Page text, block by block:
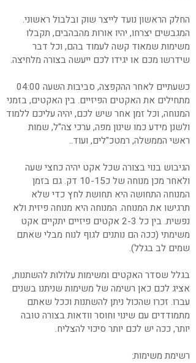
החלק הראשון נועד לייצר שוק ובלבול ראשוני.
המגבשים יצרחו, יהיו אורות מהבהבים, תקבלו
משימות שמאוד קשה לעמוד בהם, וכל דבר
שידרשו מכם או יגידו לכם ייעשה בצורה מלחיצה.
כשעתיים לאחר ההקפצה, סביבות השעה 04:00
מתחילים את האקטים הפיזיים. בין האקטים, בזמני
המנוחה, וכל זמן אחר שיש לכם, יהיה עליכם ללמוד
ולשנן מידע כמו שינון מפה, ערכי צה"ל, שמות
ראשי הממשלה, רמטכ"לים, ועוד..
הגיבוש בנוי בצורה שכל אקט יהיה כחצי שעה
ולאחר מכן מנוחה של כ10-15 דק. גם בזמן
המנוחה התחושה היא תחושת לחץ כדי שלא
תרגישו את המנוחה. המנוחה היא מנוחה פיזית ולא
נפשית. בין כל 2-3 אקטים פיזיים יתקיים אקט
משימתי (ככה הם נותנים לגוף לנוח מבלי שאתם
שמים לב בגלל).
בגלל שסדר האקטים ומשימות עלולות להשתנות,
אציג לכם כאן רשימה של משימות שניתנו בשנים
עברו. זכרו שהכול ניתן להשתנות וככל שאתם
מתמודדים עם שינוי וחוסר וודאות בצורה טובה
יותר, ככה יש לכם יותר סיכוי להצליח.
רשימת משימות: